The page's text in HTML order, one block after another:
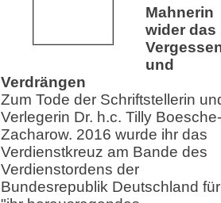
Mahnerin
wider das
und
Verdrängen
Zum Tode der Schriftstellerin
Verlegerin Dr. h.c. Tilly Boesche-
Zacharow. 2016 wurde ihr das
Verdienstkreuz am Bande des
Verdienstordens der
Bundesrepublik Deutschland für